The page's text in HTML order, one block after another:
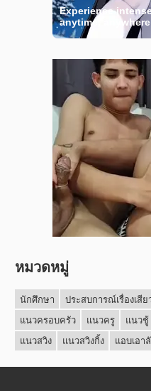
หมวดหมู่
นักศึกษา ประสบการณ์เรื่องเสีย
แนวครอบครัว
แนวครู แนวชู้
แนวสวิง
แนวสวิงกิ้ง แอบเอา